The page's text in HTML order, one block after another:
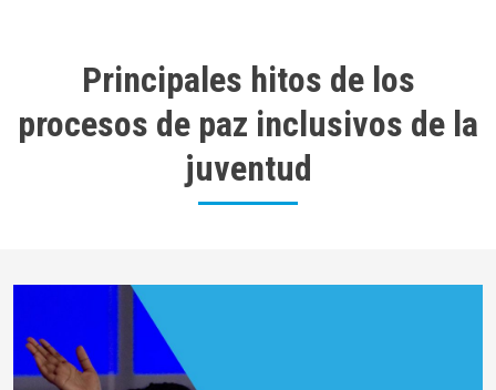
Principales hitos de los
procesos de paz inclusivos de la
juventud